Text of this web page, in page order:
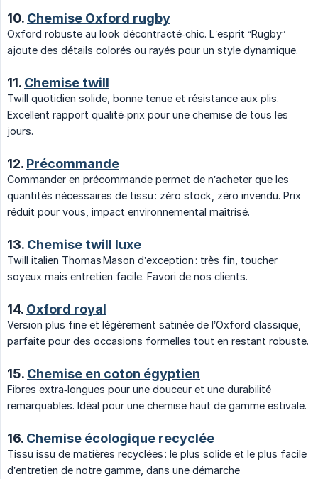
10. Chemise Oxford rugby
Oxford robuste au look décontracté‑chic. L’esprit “Rugby”
ajoute des détails colorés ou rayés pour un style dynamique.
11. Chemise twill
Twill quotidien solide, bonne tenue et résistance aux plis.
Excellent rapport qualité‑prix pour une chemise de tous les
jours.
12. Précommande
Commander en précommande permet de n’acheter que les
quantités nécessaires de tissu : zéro stock, zéro invendu. Prix
réduit pour vous, impact environnemental maîtrisé.
13. Chemise twill luxe
Twill italien Thomas Mason d’exception : très fin, toucher
soyeux mais entretien facile. Favori de nos clients.
14. Oxford royal
Version plus fine et légèrement satinée de l’Oxford classique,
parfaite pour des occasions formelles tout en restant robuste.
15. Chemise en coton égyptien
Fibres extra‑longues pour une douceur et une durabilité
remarquables. Idéal pour une chemise haut de gamme estivale.
16. Chemise écologique recyclée
Tissu issu de matières recyclées : le plus solide et le plus facile
d’entretien de notre gamme, dans une démarche